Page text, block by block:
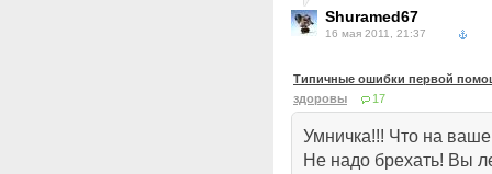
Shuramed67
16 мая 2011, 21:37
Типичные ошибки первой
здоровы
17
Умничка!!! Что на
Не надо брехать! Вы